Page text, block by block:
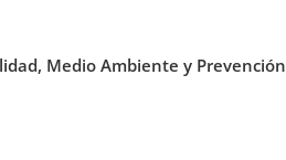
Medio Ambiente y Prevención